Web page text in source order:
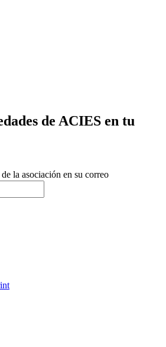
de ACIES en tu
la asociación en su correo